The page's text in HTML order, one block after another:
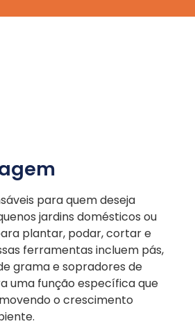
para quem deseja
jardins domésticos ou
plantar, podar, cortar e
ferramentas incluem pás,
grama e sopradores de
uma função específica que
o crescimento